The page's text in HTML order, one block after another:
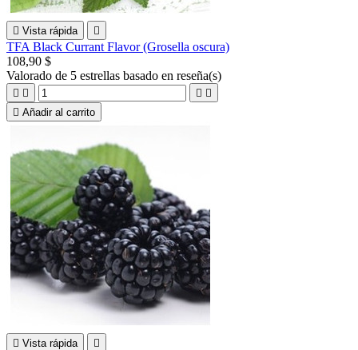
 Vista rápida 
TFA Black Currant Flavor (Grosella oscura)
108,90 $
Valorado de 5 estrellas basado en reseña(s)
   
 Añadir al carrito
 Vista rápida 